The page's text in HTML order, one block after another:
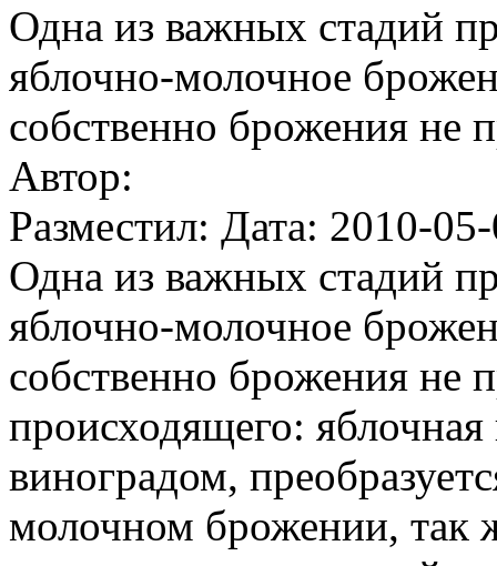
Одна из важных стадий
яблочно-молочное
собственно брожения не
Автор:
Разместил: Дата: 2010-
Одна из важных стадий
яблочно-молочное
собственно брожения не
происходящего: яблочная
виноградом,
молочном брожении, так